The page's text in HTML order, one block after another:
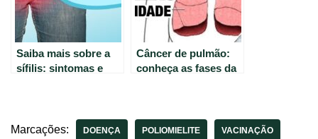
Saiba mais sobre a
sífilis: sintomas e
Câncer de pulmão:
conheça as fases da
Marcações: DOENÇA POLIOMIELITE VACINAÇÃO